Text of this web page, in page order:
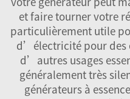
et faire tourner votre
particulièrement utile
d’électricité pour des
d’autres usages
généralement très
générateurs à